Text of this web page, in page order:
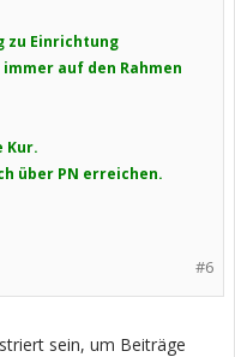
zu Einrichtung
auf den Rahmen
Kur.
über PN erreichen.
#6
sein, um Beiträge